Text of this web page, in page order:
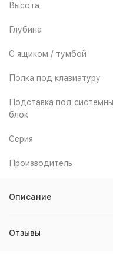
Высота
Глубина
С ящиком / тумбой
Полка под клавиатуру
Подставка под
блок
Серия
Производитель
Описание
Отзывы